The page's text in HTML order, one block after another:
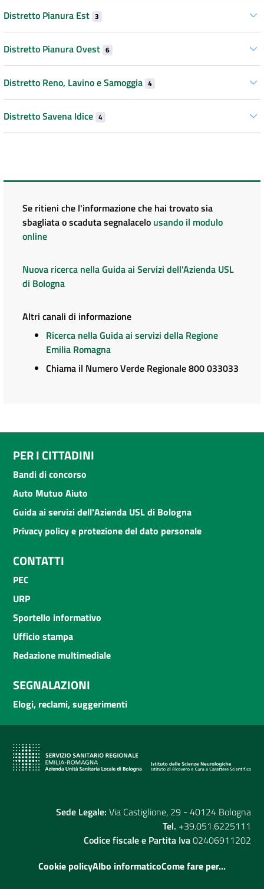
Distretto Pianura Est 3
Distretto Pianura Ovest 6
Distretto Reno, Lavino e Samoggia 4
Distretto Savena Idice 4
Se ritieni che l'informazione che hai trovato sia
sbagliata o scaduta segnalacelo usando il modulo
online
Nuova ricerca nella Guida ai Servizi dell'Azienda USL
di Bologna
Altri canali di informazione
Ricerca nella Guida ai servizi della Regione
Emilia Romagna
Chiama il Numero Verde Regionale 800 033033
PER I CITTADINI
Bandi di concorso
Auto Mutuo Aiuto
Guida ai servizi dell'Azienda USL di Bologna
Privacy policy e protezione del dato personale
CONTATTI
PEC
URP
Sportello informativo
Ufficio stampa
Redazione multimediale
SEGNALAZIONI
Elogi, reclami, suggerimenti
Sede Legale: Via Castiglione, 29 - 40124 Bologna
Tel. +39.051.6225111
Codice fiscale e Partita Iva02406911202
Cookie policyAlbo informaticoCome fare per...